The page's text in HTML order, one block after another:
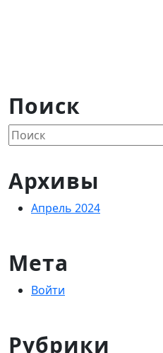
Поиск
Найти:
Архивы
Апрель 2024
Мета
Войти
Рубрики